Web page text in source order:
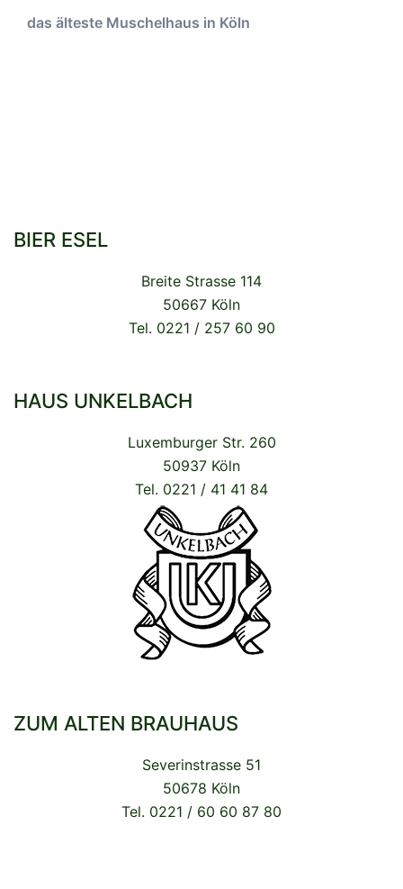
das älteste Muschelhaus in Köln
BIER ESEL
Breite Strasse 114
50667 Köln
Tel. 0221 / 257 60 90
HAUS UNKELBACH
Luxemburger Str. 260
50937 Köln
Tel. 0221 / 41 41 84
ZUM ALTEN BRAUHAUS
Severinstrasse 51
50678 Köln
Tel. 0221 / 60 60 87 80